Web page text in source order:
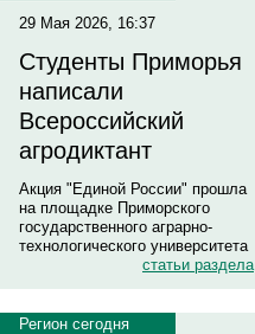
29 Мая 2026, 16:37
Студенты Приморья
написали
Всероссийский
агродиктант
Акция "Единой России" прошла
на площадке Приморского
государственного аграрно-
технологического университета
статьи раздела
Регион сегодня